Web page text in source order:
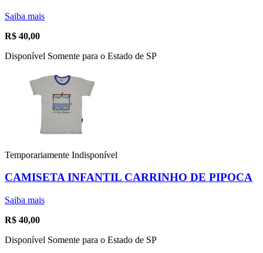
Saiba mais
R$ 40,00
Disponível Somente para o Estado de SP
Temporariamente Indisponível
CAMISETA INFANTIL CARRINHO DE PIPOCA
Saiba mais
R$ 40,00
Disponível Somente para o Estado de SP